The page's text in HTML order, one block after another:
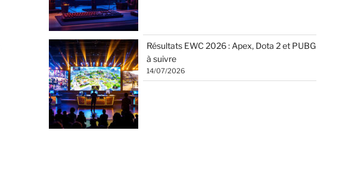
Résultats EWC 2026 : Apex, Dota 2 et PUBG
à suivre
14/07/2026